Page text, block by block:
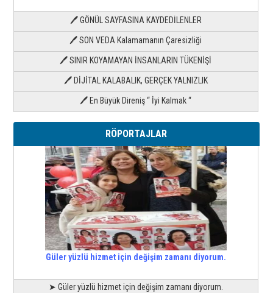
🖊 GÖNÜL SAYFASINA KAYDEDİLENLER
🖊 SON VEDA Kalamamanın Çaresizliği
🖊 SINIR KOYAMAYAN İNSANLARIN TÜKENİŞİ
🖊 DİJİTAL KALABALIK, GERÇEK YALNIZLIK
🖊 En Büyük Direniş “ İyi Kalmak “
RÖPORTAJLAR
Güler yüzlü hizmet için değişim zamanı diyorum.
➤ Güler yüzlü hizmet için değişim zamanı diyorum.